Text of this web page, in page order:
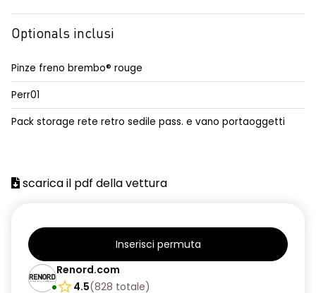
Assistenza alla frenata di emergenza
Badge bandiera francese sui pannelli delle porte
Cerchi in lega da 18''
Clacson bitono
Cofano anteriore in carbonio
Cofano posteriore in carbonio con 3° luce freno
Optionals inclusi
Pinze freno brembo® rouge
Perr01
Pack storage rete retro sedile pass. e vano portaoggetti
scarica il pdf della vettura
Inserisci permuta
Renord.com
4.5(828 totale)